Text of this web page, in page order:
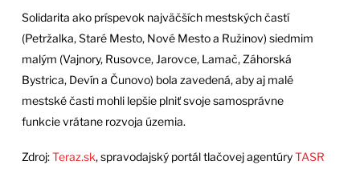
Solidarita ako príspevok najväčších mestských častí
(Petržalka, Staré Mesto, Nové Mesto a Ružinov) siedmim
malým (Vajnory, Rusovce, Jarovce, Lamač, Záhorská
Bystrica, Devín a Čunovo) bola zavedená, aby aj malé
mestské časti mohli lepšie plniť svoje samosprávne
funkcie vrátane rozvoja územia.
Zdroj:Teraz.sk, spravodajský portál tlačovej agentúryTASR